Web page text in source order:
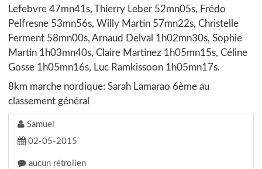
Lefebvre 47mn41s, Thierry Leber 52mn05s, Frédo
Pelfresne 53mn56s, Willy Martin 57mn22s, Christelle
Ferment 58mn00s, Arnaud Delval 1h02mn30s, Sophie
Martin 1h03mn40s, Claire Martinez 1h05mn15s, Céline
Gosse 1h05mn16s, Luc Ramkissoon 1h05mn17s.
8km marche nordique: Sarah Lamarao 6ème au
classement général
Samuel
02-05-2015
aucun rétrolien